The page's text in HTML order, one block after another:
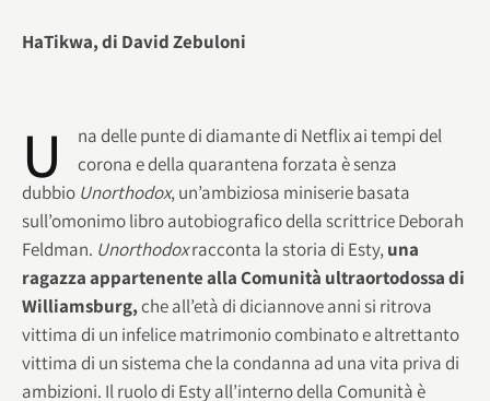
HaTikwa, di David Zebuloni
U
na delle punte di diamante di Netflix ai tempi del
corona e della quarantena forzata è senza
dubbio Unorthodox, un’ambiziosa miniserie basata
sull’omonimo libro autobiografico della scrittrice Deborah
Feldman. Unorthodoxracconta la storia di Esty,una
ragazza appartenente alla Comunità ultraortodossa di
Williamsburg,che all’età di diciannove anni si ritrova
vittima di un infelice matrimonio combinato e altrettanto
vittima di un sistema che la condanna ad una vita priva di
ambizioni. Il ruolo di Esty all’interno della Comunità è